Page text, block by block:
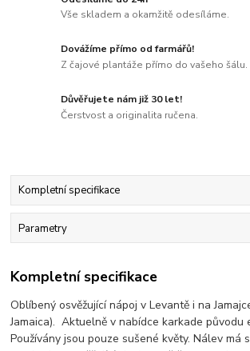
Vše skladem a okamžitě odesíláme.
Dovážíme přímo od farmářů!
Z čajové plantáže přímo do vašeho šálu.
Důvěřujete nám již 30 let!
Čerstvost a originalita ručena.
Kompletní specifikace
Parametry
Kompletní specifikace
Oblíbený osvěžující nápoj v Levantě i na
Jamaica). Aktuelně v nabídce karkade původu
Používány jsou pouze sušené květy. Nálev má